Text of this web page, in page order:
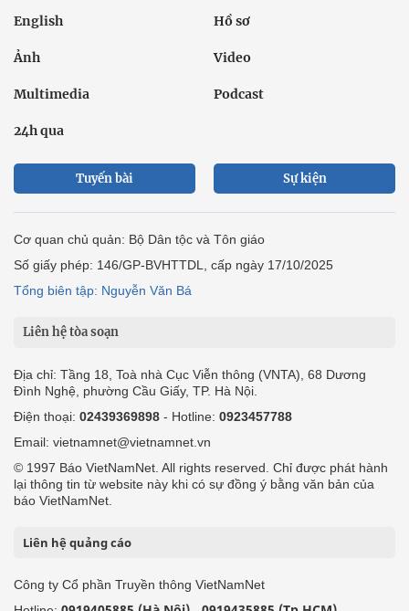
English Hồ sơ
Ảnh Video
Multimedia Podcast
24h qua
Tuyến bài Sự kiện
Cơ quan chủ quản: Bộ Dân tộc và Tôn giáo
Số giấy phép: 146/GP-BVHTTDL, cấp ngày 17/10/2025
Tổng biên tập: Nguyễn Văn Bá
Liên hệ tòa soạn
Địa chỉ: Tầng 18, Toà nhà Cục Viễn thông (VNTA), 68 Dương
Đình Nghệ, phường Cầu Giấy, TP. Hà Nội.
Điện thoại: 02439369898 - Hotline: 0923457788
Email: vietnamnet@vietnamnet.vn
© 1997 Báo VietNamNet. All rights reserved. Chỉ được phát hành
lại thông tin từ website này khi có sự đồng ý bằng văn bản của
báo VietNamNet.
Liên hệ quảng cáo
Công ty Cổ phần Truyền thông VietNamNet